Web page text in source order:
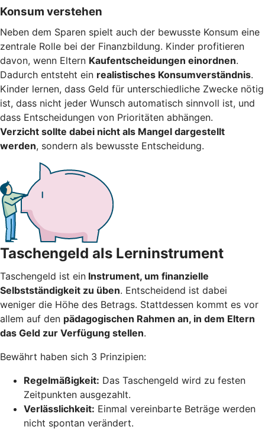
Konsum verstehen
Neben dem Sparen spielt auch der bewusste Konsum eine
zentrale Rolle bei der Finanzbildung. Kinder profitieren
davon, wenn Eltern Kaufentscheidungen einordnen.
Dadurch entsteht ein realistisches Konsumverständnis.
Kinder lernen, dass Geld für unterschiedliche Zwecke nötig
ist, dass nicht jeder Wunsch automatisch sinnvoll ist, und
dass Entscheidungen von Prioritäten abhängen.
Verzicht sollte dabei nicht als Mangel dargestellt
werden, sondern als bewusste Entscheidung.
Taschengeld als Lerninstrument
Taschengeld ist ein Instrument, um finanzielle
Selbstständigkeit zu üben. Entscheidend ist dabei
weniger die Höhe des Betrags. Stattdessen kommt es vor
allem auf den pädagogischen Rahmen an, in dem Eltern
das Geld zur Verfügung stellen.
Bewährt haben sich 3 Prinzipien:
Regelmäßigkeit: Das Taschengeld wird zu festen
Zeitpunkten ausgezahlt.
Verlässlichkeit: Einmal vereinbarte Beträge werden
nicht spontan verändert.